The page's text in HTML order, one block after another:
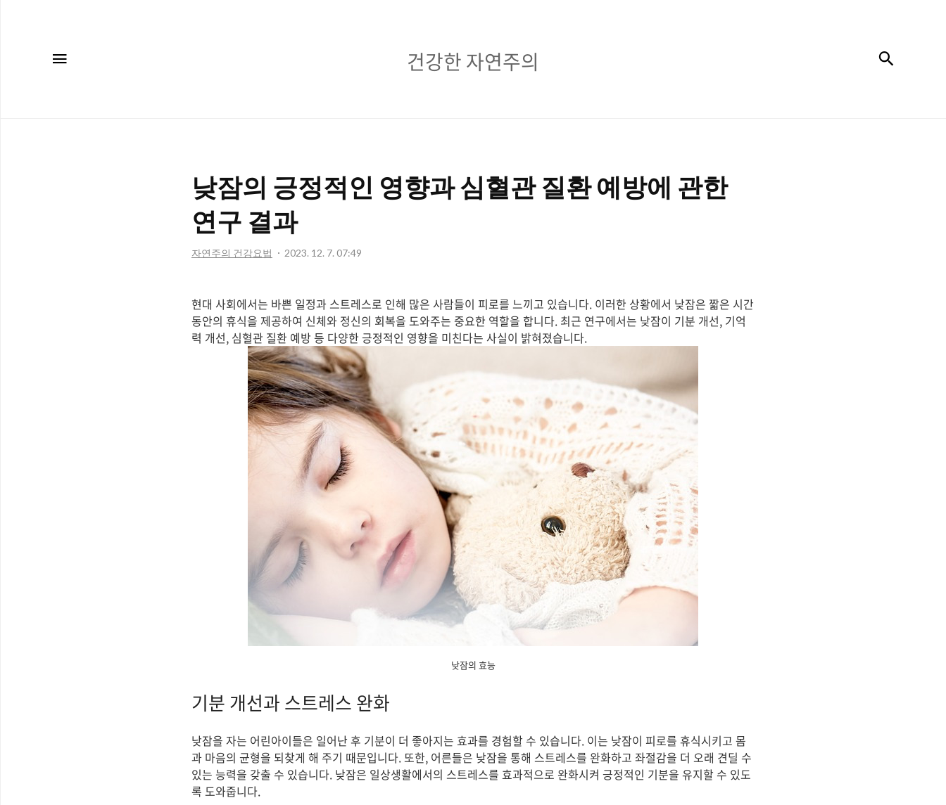
강
주
건강한 자연주의
낮잠의 긍정적인 영향과 심혈관 질환 예방에 관한
연구 결과
자연주의 건강요법 2023. 12. 7. 07:49
현대 사회에서는 바쁜 일정과 스트레스로 인해 많은 사람들이 피로를 느끼고 있습니다. 이러한 상황에서 낮잠은 짧은 시간
동안의 휴식을 제공하여 신체와 정신의 회복을 도와주는 중요한 역할을 합니다. 최근 연구에서는 낮잠이 기분 개선, 기억
력 개선, 심혈관 질환 예방 등 다양한 긍정적인 영향을 미친다는 사실이 밝혀졌습니다.
낮잠의 효능
기분 개선과 스트레스 완화
낮잠을 자는 어린아이들은 일어난 후 기분이 더 좋아지는 효과를 경험할 수 있습니다. 이는 낮잠이 피로를 휴식시키고 몸
과 마음의 균형을 되찾게 해 주기 때문입니다. 또한, 어른들은 낮잠을 통해 스트레스를 완화하고 좌절감을 더 오래 견딜 수
있는 능력을 갖출 수 있습니다. 낮잠은 일상생활에서의 스트레스를 효과적으로 완화시켜 긍정적인 기분을 유지할 수 있도
록 도와줍니다.